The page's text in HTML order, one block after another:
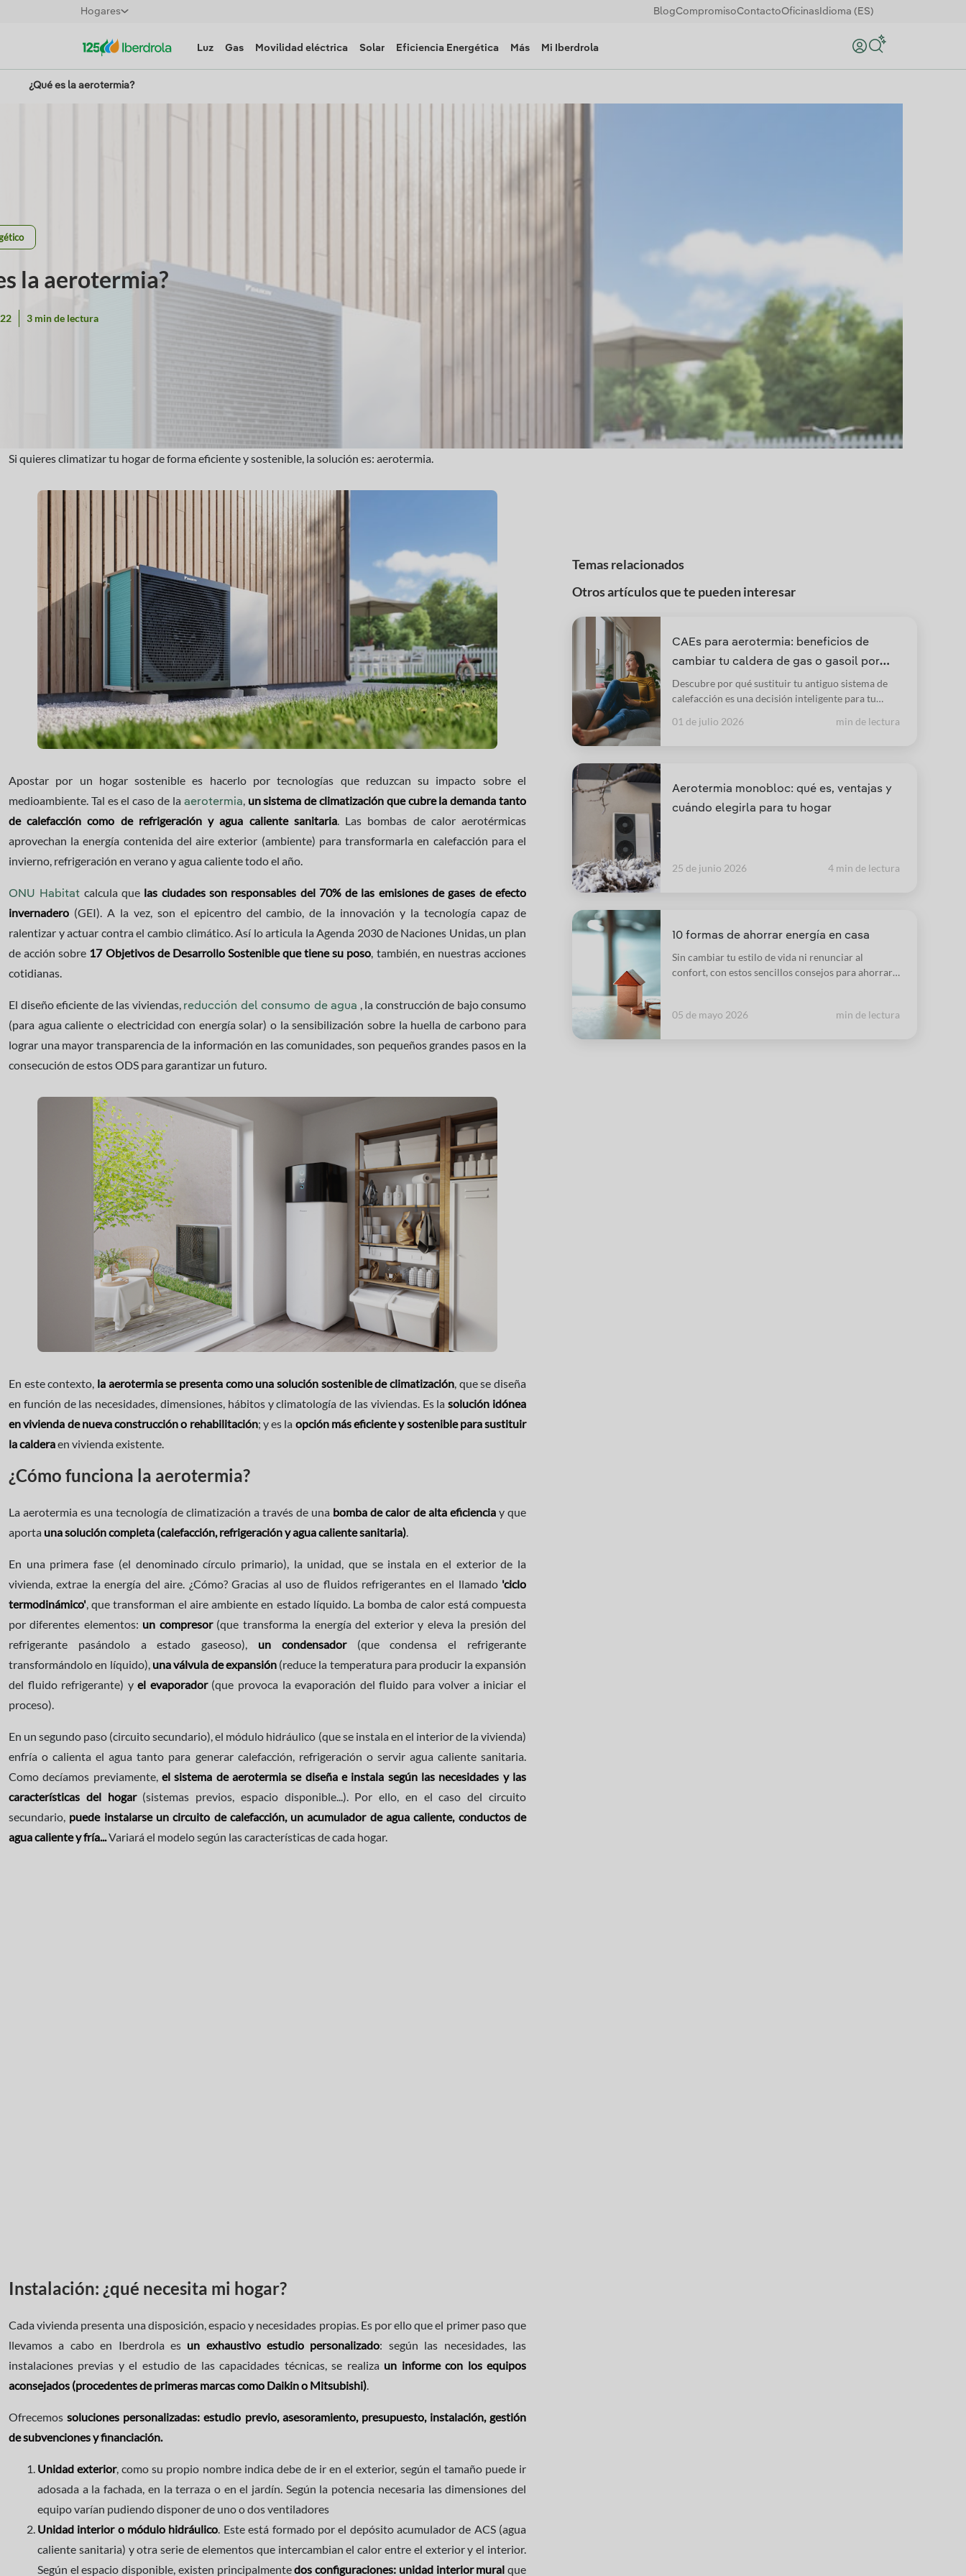
Hogares BlogCompromisoContactoOficinas Idioma (ES)
Luz Gas Movilidad eléctrica Solar Eficiencia Energética Más Mi Iberdrola Buscar
¿Qué es la aerotermia?
la aerotermia?
3 min de lectura
Si quieres climatizar tu hogar de forma eficiente y sostenible, la solución es: aerotermia.
Apostar por un hogar sostenible es hacerlo por tecnologías que reduzcan su impacto sobre el
medioambiente. Tal es el caso de la aerotermia, un sistema de climatización que cubre la demanda tanto
de calefacción como de refrigeración y agua caliente sanitaria. Las bombas de calor aerotérmicas
aprovechan la energía contenida del aire exterior (ambiente) para transformarla en calefacción para el
invierno, refrigeración en verano y agua caliente todo el año.
ONU Habitat calcula que las ciudades son responsables del 70% de las emisiones de gases de efecto
invernadero (GEI). A la vez, son el epicentro del cambio, de la innovación y la tecnología capaz de
ralentizar y actuar contra el cambio climático. Así lo articula la Agenda 2030 de Naciones Unidas, un plan
de acción sobre 17 Objetivos de Desarrollo Sostenible que tiene su poso, también, en nuestras acciones
cotidianas.
El diseño eficiente de las viviendas, reducción del consumo de agua , la construcción de bajo consumo
(para agua caliente o electricidad con energía solar) o la sensibilización sobre la huella de carbono para
lograr una mayor transparencia de la información en las comunidades, son pequeños grandes pasos en la
consecución de estos ODS para garantizar un futuro.
En este contexto, la aerotermia se presenta como una solución sostenible de climatización, que se diseña
en función de las necesidades, dimensiones, hábitos y climatología de las viviendas. Es lasolución idónea
en vivienda de nueva construcción o rehabilitación; y es la opción más eficiente y sostenible para sustituir
la calderaen vivienda existente.
¿Cómo funciona la aerotermia?
La aerotermia es una tecnología de climatización a través de una bomba de calor de alta eficienciay que
aporta una solución completa (calefacción, refrigeración y agua caliente sanitaria).
En una primera fase (el denominado círculo primario), la unidad, que se instala en el exterior de la
vivienda, extrae la energía del aire. ¿Cómo? Gracias al uso de fluidos refrigerantes en el llamado 'ciclo
termodinámico', que transforman el aire ambiente en estado líquido. La bomba de calor está compuesta
por diferentes elementos: un compresor(que transforma la energía del exterior y eleva la presión del
refrigerante pasándolo a estado gaseoso), un condensador(que condensa el refrigerante
transformándolo en líquido), una válvula de expansión(reduce la temperatura para producir la expansión
del fluido refrigerante) yel evaporador(que provoca la evaporación del fluido para volver a iniciar el
proceso).
En un segundo paso (circuito secundario), el módulo hidráulico (que se instala en el interior de la vivienda)
enfría o calienta el agua tanto para generar calefacción, refrigeración o servir agua caliente sanitaria.
Como decíamos previamente, el sistema de aerotermia se diseña e instala según las necesidades y las
características del hogar(sistemas previos, espacio disponible...). Por ello, en el caso del circuito
secundario, puede instalarse un circuito de calefacción, un acumulador de agua caliente, conductos de
agua caliente y fría...Variará el modelo según las características de cada hogar.
Instalación: ¿qué necesita mi hogar?
Cada vivienda presenta una disposición, espacio y necesidades propias. Es por ello que el primer paso que
llevamos a cabo en Iberdrola es un exhaustivo estudio personalizado: según las necesidades, las
instalaciones previas y el estudio de las capacidades técnicas, se realiza un informe con los equipos
aconsejados (procedentes de primeras marcas como Daikin o Mitsubishi).
Ofrecemossoluciones personalizadas: estudio previo, asesoramiento, presupuesto, instalación, gestión
de subvenciones y financiación.
Unidad exterior, como su propio nombre indica debe de ir en el exterior, según el tamaño puede ir
adosada a la fachada, en la terraza o en el jardín. Según la potencia necesaria las dimensiones del
equipo varían pudiendo disponer de uno o dos ventiladores
Unidad interior o módulo hidráulico. Este está formado por el depósito acumulador de ACS (agua
caliente sanitaria) y otra serie de elementos que intercambian el calor entre el exterior y el interior.
Según el espacio disponible, existen principalmentedos configuraciones: unidad interior mural que
Temas relacionados
Otros artículos que te pueden interesar
CAEs para aerotermia: beneficios de
cambiar tu caldera de gas o gasoil por
aerotermia
Descubre por qué sustituir tu antiguo sistema de
calefacción es una decisión inteligente para tu
01 de julio 2026 min de lectura
Aerotermia monobloc: qué es, ventajas y
cuándo elegirla para tu hogar
25 de junio 2026 4 min de lectura
10 formas de ahorrar energía en casa
Sin cambiar tu estilo de vida ni renunciar al
confort, con estos sencillos consejos para ahorrar
climático.
05 de mayo 2026 min de lectura